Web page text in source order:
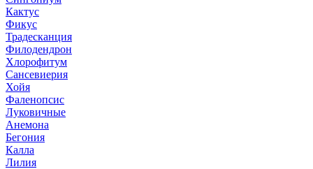
Кактус
Фикус
Традесканция
Филодендрон
Хлорофитум
Сансевиерия
Хойя
Фаленопсис
Луковичные
Анемона
Бегония
Калла
Лилия